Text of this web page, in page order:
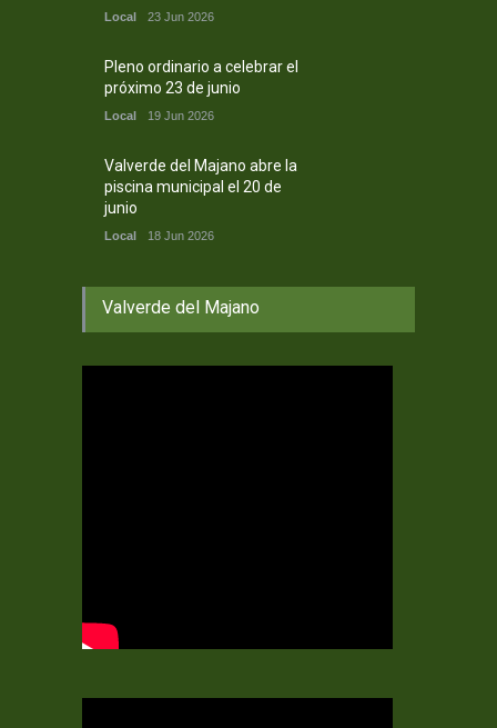
Local 23 Jun 2026
Pleno ordinario a celebrar el
próximo 23 de junio
Local 19 Jun 2026
Valverde del Majano abre la
piscina municipal el 20 de
junio
Local 18 Jun 2026
Valverde del Majano